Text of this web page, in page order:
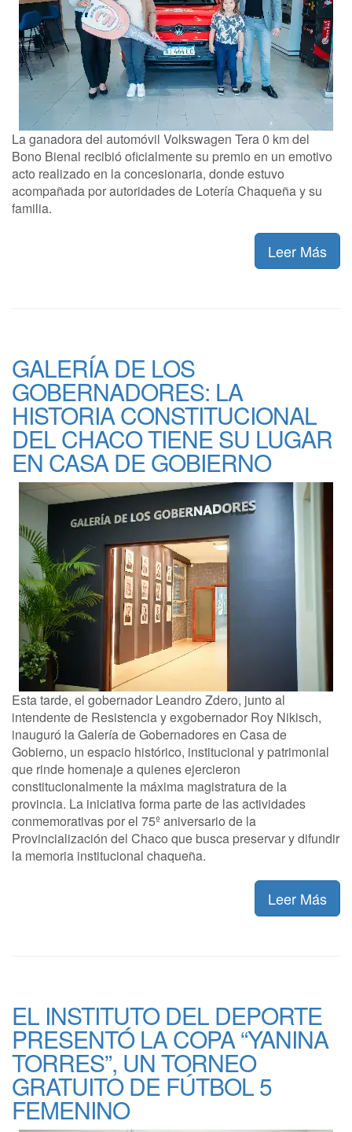
La ganadora del automóvil Volkswagen Tera 0 km del
Bono Bienal recibió oficialmente su premio en un emotivo
acto realizado en la concesionaria, donde estuvo
acompañada por autoridades de Lotería Chaqueña y su
familia.
Leer Más
GALERÍA DE LOS
GOBERNADORES: LA
HISTORIA CONSTITUCIONAL
DEL CHACO TIENE SU LUGAR
EN CASA DE GOBIERNO
Esta tarde, el gobernador Leandro Zdero, junto al
intendente de Resistencia y exgobernador Roy Nikisch,
inauguró la Galería de Gobernadores en Casa de
Gobierno, un espacio histórico, institucional y patrimonial
que rinde homenaje a quienes ejercieron
constitucionalmente la máxima magistratura de la
provincia. La iniciativa forma parte de las actividades
conmemorativas por el 75º aniversario de la
Provincialización del Chaco que busca preservar y difundir
la memoria institucional chaqueña.
Leer Más
EL INSTITUTO DEL DEPORTE
PRESENTÓ LA COPA “YANINA
TORRES”, UN TORNEO
GRATUITO DE FÚTBOL 5
FEMENINO